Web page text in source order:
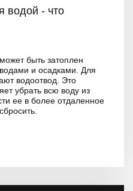
водой - что
быть затоплен
и осадками. Для
водоотвод. Это
убрать всю воду из
ее в более отдаленное